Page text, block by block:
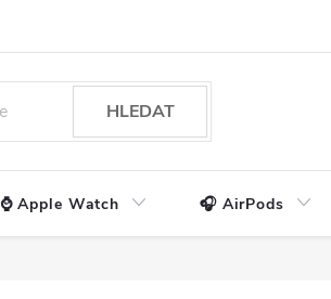
HLEDAT
⌚ Apple Watch 🎧 AirPods